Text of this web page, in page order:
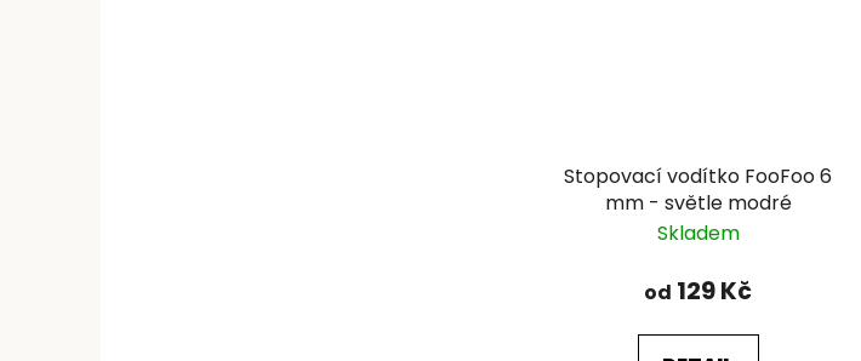
Stopovací vodítko FooFoo 6
mm - světle modré
Skladem
od 129 Kč